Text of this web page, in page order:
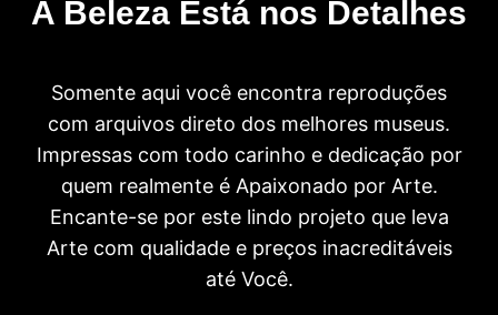
A Beleza Está nos Detalhes
Somente aqui você encontra reproduções
com arquivos direto dos melhores museus.
Impressas com todo carinho e dedicação por
quem realmente é Apaixonado por Arte.
Encante-se por este lindo projeto que leva
Arte com qualidade e preços inacreditáveis
até Você.